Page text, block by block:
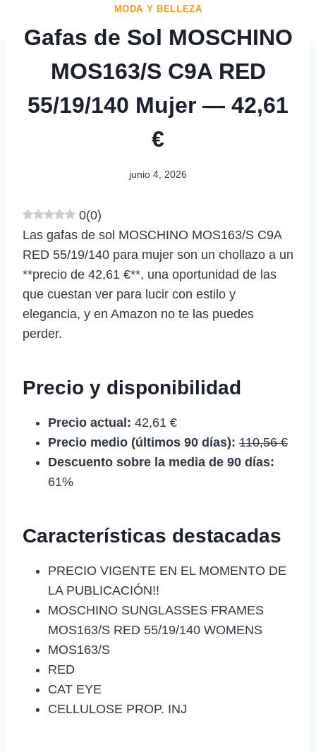
MODA Y BELLEZA
Gafas de Sol MOSCHINO
MOS163/S C9A RED
55/19/140 Mujer — 42,61
€
junio 4, 2026
0(0)
Las gafas de sol MOSCHINO MOS163/S C9A
RED 55/19/140 para mujer son un chollazo a un
**precio de 42,61 €**, una oportunidad de las
que cuestan ver para lucir con estilo y
elegancia, y en Amazon no te las puedes
perder.
Precio y disponibilidad
Precio actual: 42,61 €
Precio medio (últimos 90 días): 110,56 €
Descuento sobre la media de 90 días:
61%
Características destacadas
PRECIO VIGENTE EN EL MOMENTO DE
LA PUBLICACIÓN!!
MOSCHINO SUNGLASSES FRAMES
MOS163/S RED 55/19/140 WOMENS
MOS163/S
RED
CAT EYE
CELLULOSE PROP. INJ